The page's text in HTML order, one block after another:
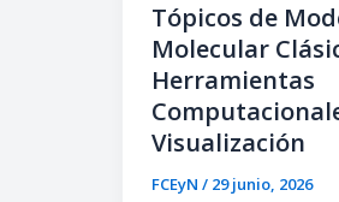
Tópicos de
Molecular
Herramientas
Visualización
FCEyN / 29 junio, 2026